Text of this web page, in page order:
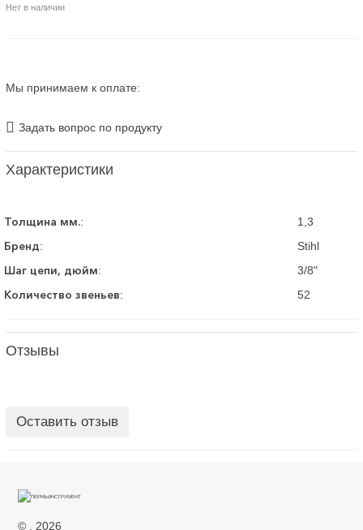
Нет в наличии
Мы принимаем к оплате:
Задать вопрос по продукту
Характеристики
Толщина мм.: 1,3
Бренд: Stihl
Шаг цепи, дюйм: 3/8"
Количество звеньев: 52
Отзывы
Оставить отзыв
©
, 2026